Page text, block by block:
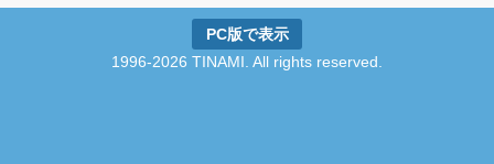
PC版で表示
1996-2026 TINAMI. All rights reserved.